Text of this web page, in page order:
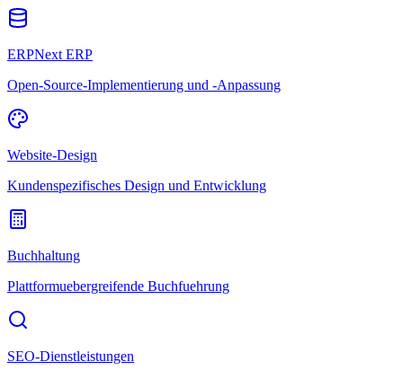
ERPNext ERP
Open-Source-Implementierung und -Anpassung
Website-Design
Kundenspezifisches Design und Entwicklung
Buchhaltung
Plattformuebergreifende Buchfuehrung
SEO-Dienstleistungen